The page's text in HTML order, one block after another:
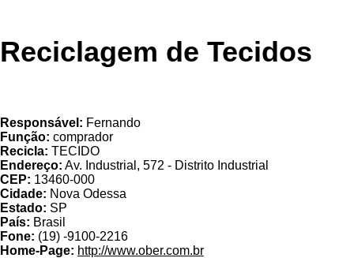
Reciclagem de Tecidos
Responsável: Fernando
Função: comprador
Recicla: TECIDO
Endereço: Av. Industrial, 572 - Distrito Industrial
CEP: 13460-000
Cidade: Nova Odessa
Estado: SP
País: Brasil
Fone: (19) -9100-2216
Home-Page: http://www.ober.com.br